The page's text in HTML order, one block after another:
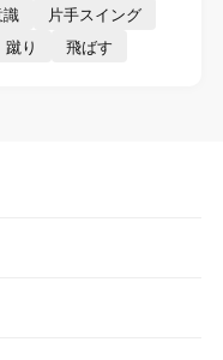
片手スイング
蹴り 飛ばす